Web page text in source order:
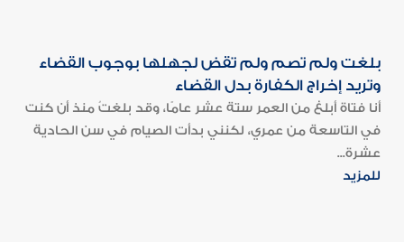
بلغت ولم تصم ولم تقض لجهلها بوجوب القضاء
وتريد إخراج الكفارة بدل القضاء
أنا فتاة أبلغ من العمر ستة عشر عامًا، وقد بلغتُ منذ أن كنت
في التاسعة من عمري، لكنني بدأت الصيام في سن الحادية
عشرة...
للمزيد